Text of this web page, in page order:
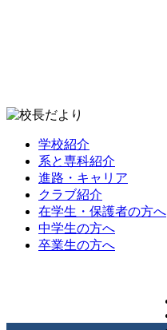
学校紹介
系と専科紹介
進路・キャリア
クラブ紹介
在学生・保護者の方へ
中学生の方へ
卒業生の方へ